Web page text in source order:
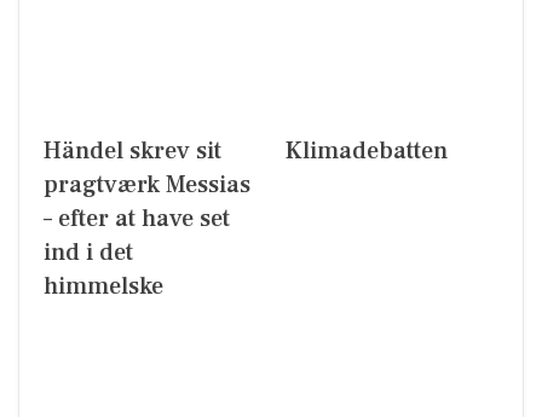
Händel skrev sit
pragtværk Messias
– efter at have set
ind i det
himmelske
Klimadebatten